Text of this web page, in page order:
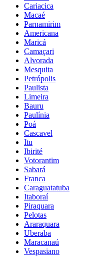
Cariacica
Macaé
Parnamirim
Americana
Maricá
Camaçari
Alvorada
Mesquita
Petrópolis
Paulista
Limeira
Bauru
Paulínia
Poá
Cascavel
Itu
Ibirité
Votorantim
Sabará
Franca
Caraguatatuba
Itaboraí
Piraquara
Pelotas
Araraquara
Uberaba
Maracanaú
Vespasiano